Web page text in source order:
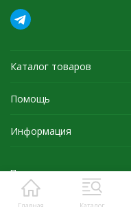
Каталог товаров
Помощь
Информация
Политика персональных